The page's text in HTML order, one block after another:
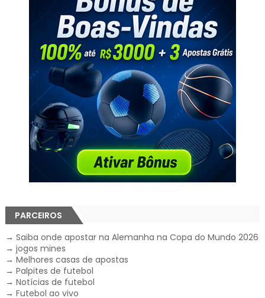
PARCEIROS
→ Saiba onde apostar na Alemanha na Copa do Mundo 2026
→ jogos mines
→ Melhores casas de apostas
→ Palpites de futebol
→ Notícias de futebol
→ Futebol ao vivo